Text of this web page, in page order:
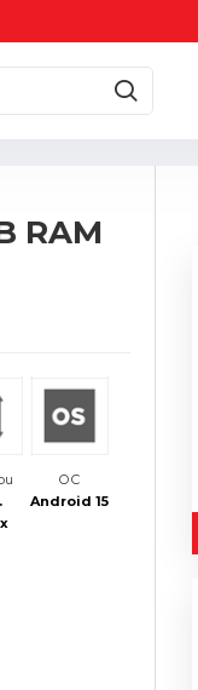
RAM
ОС
Android 15